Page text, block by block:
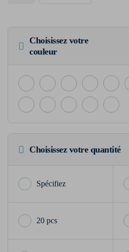
Choisissez votre
couleur
Choisissez votre quantité
20 pcs